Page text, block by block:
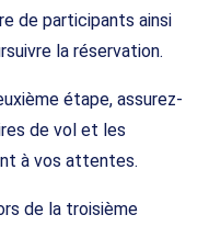
de participants ainsi
la réservation.
étape, assurez-
de vol et les
à vos attentes.
de la troisième